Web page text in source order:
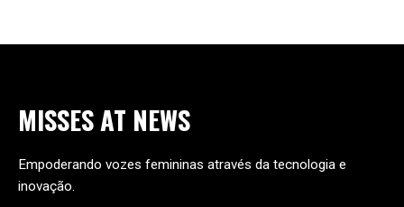
MISSESAT NEWS
Empoderando vozes femininas através da tecnologia e
inovação.